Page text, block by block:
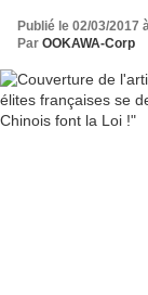
Publié le 02/03/2017
Par OOKAWA-Corp